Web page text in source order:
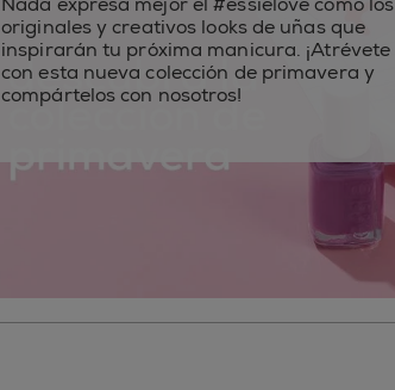
originales y creativos looks de uñas que
inspirarán tu próxima manicura. ¡Atrévete
con esta nueva colección de primavera y
compártelos con nosotros!